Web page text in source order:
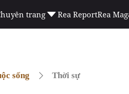
trang Rea ReportRea
sống Thời sự